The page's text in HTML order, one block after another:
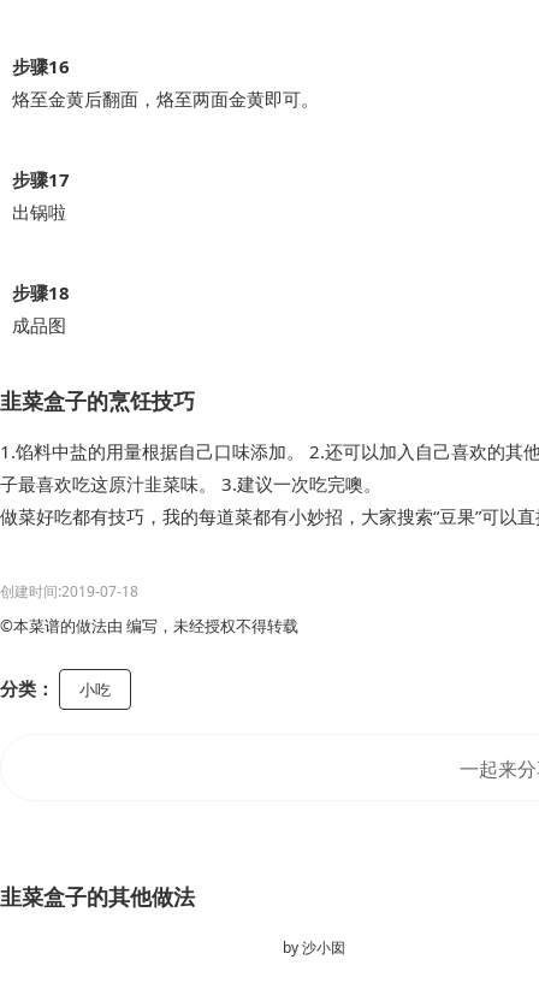
步骤16
烙至金黄后翻面，烙至两面金黄即可。
步骤17
出锅啦
步骤18
成品图
韭菜盒子的烹饪技巧
1.馅料中盐的用量根据自己口味添加。 2.还可以加入自己喜欢的其
子最喜欢吃这原汁韭菜味。 3.建议一次吃完噢。
做菜好吃都有技巧，我的每道菜都有小妙招，大家搜索“豆果”可以
创建时间:2019-07-18
©本菜谱的做法由 编写，未经授权不得转载
分类： 小吃
一起来
韭菜盒子的其他做法
by沙小囡